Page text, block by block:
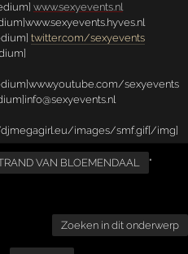
www.sexyevents.nl
twitter.com/sexyevents
sexyevents
VAN BLOEMENDAAL "
Zoeken in dit onderwerp